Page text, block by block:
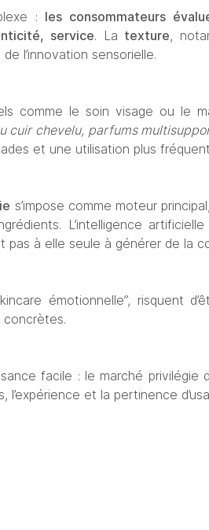
: les consommateurs
service. La texture,
l’innovation sensorielle.
comme le soin visage ou le
cuir chevelu, parfums
et une utilisation plus
s’impose comme moteur
L’intelligence
pas à elle seule à générer de la
émotionnelle”, risquent
concrètes.
facile : le marché privilégie
l’expérience et la pertinence